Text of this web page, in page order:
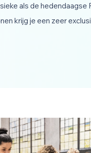
als de hedendaagse
krijg je een zeer